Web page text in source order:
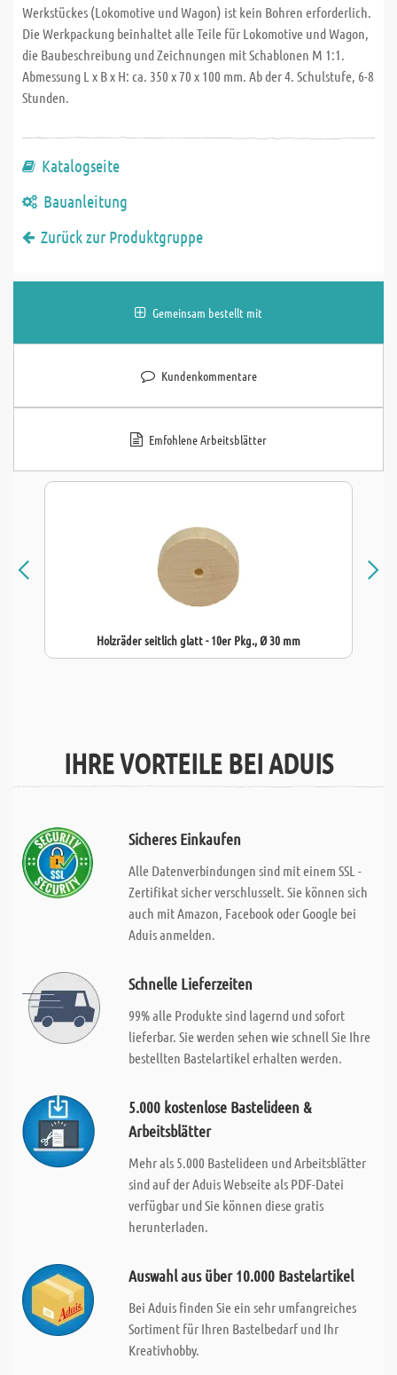
Werkstückes (Lokomotive und Wagon) ist kein Bohren erforderlich.
Die Werkpackung beinhaltet alle Teile für Lokomotive und Wagon,
die Baubeschreibung und Zeichnungen mit Schablonen M 1:1.
Abmessung L x B x H: ca. 350 x 70 x 100 mm. Ab der 4. Schulstufe, 6-8
Stunden.
Katalogseite
Bauanleitung
Zurück zur Produktgruppe
Gemeinsam bestellt mit
Kundenkommentare
Emfohlene Arbeitsblätter
Holzräder seitlich glatt - 10er Pkg., Ø 30 mm
IHRE VORTEILE BEI ADUIS
Sicheres Einkaufen
Alle Datenverbindungen sind mit einem SSL -
Zertifikat sicher verschlusselt. Sie können sich
auch mit Amazon, Facebook oder Google bei
Aduis anmelden.
Schnelle Lieferzeiten
99% alle Produkte sind lagernd und sofort
lieferbar. Sie werden sehen wie schnell Sie Ihre
bestellten Bastelartikel erhalten werden.
5.000 kostenlose Bastelideen &
Arbeitsblätter
Mehr als 5.000 Bastelideen und Arbeitsblätter
sind auf der Aduis Webseite als PDF-Datei
verfügbar und Sie können diese gratis
herunterladen.
Auswahl aus über 10.000 Bastelartikel
Bei Aduis finden Sie ein sehr umfangreiches
Sortiment für Ihren Bastelbedarf und Ihr
Kreativhobby.